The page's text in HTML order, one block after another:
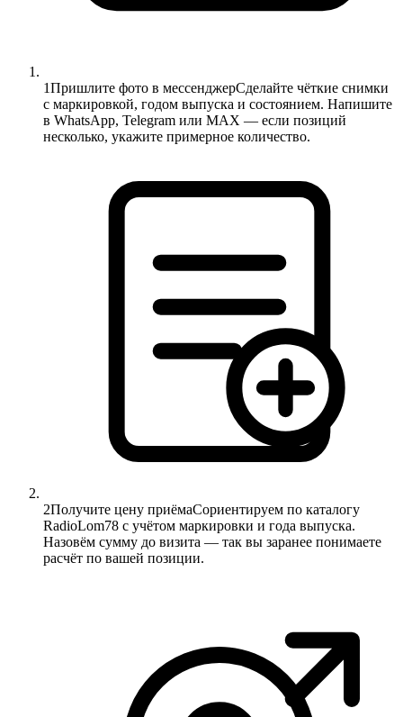
1Пришлите фото в мессенджерСделайте чёткие снимки
с маркировкой, годом выпуска и состоянием. Напишите
в WhatsApp, Telegram или MAX — если позиций
несколько, укажите примерное количество.
2Получите цену приёмаСориентируем по каталогу
RadioLom78 с учётом маркировки и года выпуска.
Назовём сумму до визита — так вы заранее понимаете
расчёт по вашей позиции.